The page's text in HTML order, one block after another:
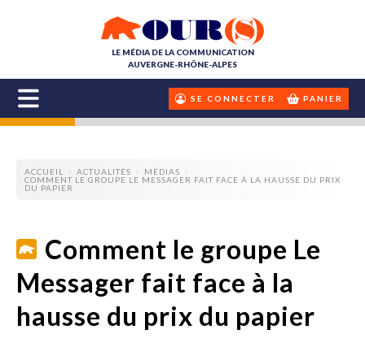
LE MÉDIA DE LA COMMUNICATION
AUVERGNE-RHÔNE-ALPES
SE CONNECTER PANIER
ACCUEIL ACTUALITÉS
MÉDIAS
COMMENT LE GROUPE LE MESSAGER FAIT FACE À LA HAUSSE DU PRIX
DU PAPIER
Comment le groupe Le
Messager fait face à la
hausse du prix du papier